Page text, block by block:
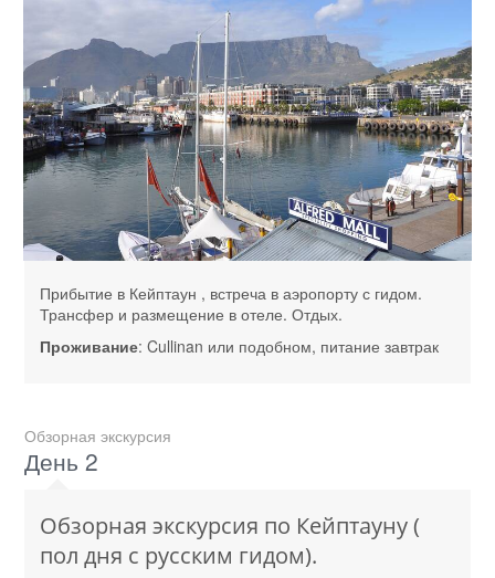
Прибытие в Кейптаун , встреча в аэропорту с гидом.
Трансфер и размещение в отеле. Отдых.
Проживание: Cullinan или подобном, питание завтрак
Обзорная экскурсия
День 2
Обзорная экскурсия по Кейптауну (
пол дня с русским гидом).